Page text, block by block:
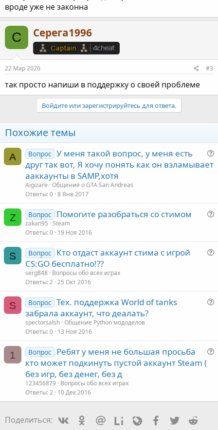
вроде уже не законна
С Серега1996
22 Мар 2026 #3
так просто напиши в поддержку о своей проблеме
Войдите или зарегистрируйтесь для ответа.
Похожие темы
A
В
Вопрос У меня такой вопрос, у меня есть
друг так вот, Я хочу понять как он взламывает
ааккаунты в SAMP,хотя
Aigizare Общение о GTA San Andreas
Ответы 0 8 Янв 2017
Z
В
о
Вопрос Помогите разобраться со стимом
zakan95 Steam
Ответы 0 19 Ноя 2016
S
В
с
Вопрос
Кто отдаст аккаунт стима с игрой
CS:GO бесплатно!??
serg848 Вопросы обо всех играх
Ответы 2 25 Окт 2016
S
В
с
Вопрос Тех. поддержка World of tanks
забрала аккаунт, что деалать?
spectorsalsh Общение Python мододелов
Ответы 0 13 Ноя 2016
1
В
с
Вопрос
Ребят у меня не большая просьба
кто может подкинуть пустой аккаунт Steam (
без игр, без денег, без д
123456879
Вопросы обо всех играх
Ответы 2 10 Дек 2016
Поделиться: VkontakteOdnoklassniki
Mail.ruLiveinternetLivejournalFacebook
Twitter